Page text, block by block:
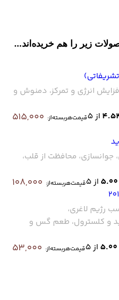
زیر را هم خریده‌اند...
انرژی و تمرکز، دمنوش و
قیمت‌هر‌بسته‌از: 515,000
از 5
جوانسازی، محافظت از قلب،
قیمت‌هر‌بسته‌از: 108,000 5.00 از 5
رژیم لاغری،
و کلسترول، طعم گس و
قیمت‌هر‌بسته‌از: 53,000 5.00 از 5